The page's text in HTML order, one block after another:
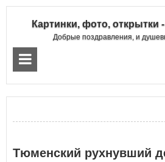
Картинки, фото, открытки
Добрые поздравления, и
Тюменский рухнувший